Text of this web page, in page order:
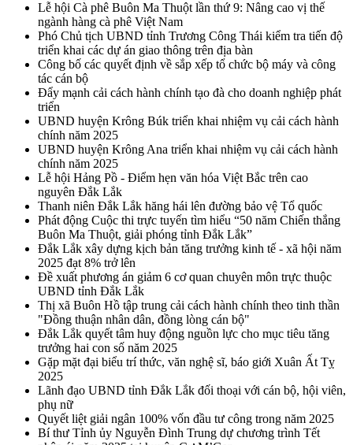
Lễ hội Cà phê Buôn Ma Thuột lần thứ 9: Nâng cao vị thế
ngành hàng cà phê Việt Nam
Phó Chủ tịch UBND tỉnh Trương Công Thái kiểm tra tiến độ
triển khai các dự án giao thông trên địa bàn
Công bố các quyết định về sắp xếp tổ chức bộ máy và công
tác cán bộ
Đẩy mạnh cải cách hành chính tạo đà cho doanh nghiệp phát
triển
UBND huyện Krông Búk triển khai nhiệm vụ cải cách hành
chính năm 2025
UBND huyện Krông Ana triển khai nhiệm vụ cải cách hành
chính năm 2025
Lễ hội Hảng Pồ - Điểm hẹn văn hóa Việt Bắc trên cao
nguyên Đắk Lắk
Thanh niên Đắk Lắk hăng hái lên đường bảo vệ Tổ quốc
Phát động Cuộc thi trực tuyến tìm hiểu “50 năm Chiến thắng
Buôn Ma Thuột, giải phóng tỉnh Đắk Lắk”
Đắk Lắk xây dựng kịch bản tăng trưởng kinh tế - xã hội năm
2025 đạt 8% trở lên
Đề xuất phương án giảm 6 cơ quan chuyên môn trực thuộc
UBND tỉnh Đắk Lắk
Thị xã Buôn Hồ tập trung cải cách hành chính theo tinh thần
"Đồng thuận nhân dân, đồng lòng cán bộ"
Đắk Lắk quyết tâm huy động nguồn lực cho mục tiêu tăng
trưởng hai con số năm 2025
Gặp mặt đại biểu trí thức, văn nghệ sĩ, báo giới Xuân Ất Tỵ
2025
Lãnh đạo UBND tỉnh Đắk Lắk đối thoại với cán bộ, hội viên,
phụ nữ
Quyết liệt giải ngân 100% vốn đầu tư công trong năm 2025
Bí thư Tỉnh ủy Nguyễn Đình Trung dự chương trình Tết